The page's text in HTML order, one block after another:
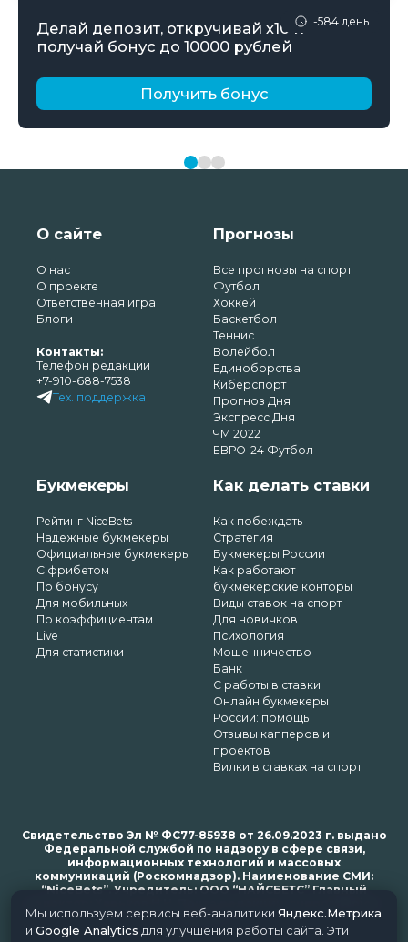
-584 день
Делай депозит, откручивай х10 и
получай бонус до 10000 рублей
Получить бонус
О сайте
О нас
О проекте
Ответственная игра
Блоги
Контакты:
Телефон редакции
+7-910-688-7538
Тех. поддержка
Прогнозы
Все прогнозы на спорт
Футбол
Хоккей
Баскетбол
Теннис
Волейбол
Единоборства
Киберспорт
Прогноз Дня
Экспресс Дня
ЧМ 2022
ЕВРО-24 Футбол
Букмекеры
Рейтинг NiceBets
Надежные букмекеры
Официальные букмекеры
С фрибетом
По бонусу
Для мобильных
По коэффициентам
Live
Для статистики
Как делать ставки
Как побеждать
Стратегия
Букмекеры России
Как работают
букмекерские конторы
Виды ставок на спорт
Для новичков
Психология
Мошенничество
Банк
С работы в ставки
Онлайн букмекеры
России: помощь
Отзывы капперов и
проектов
Вилки в ставках на спорт
Свидетельство Эл № ФС77-85938 от 26.09.2023 г. выдано
Федеральной службой по надзору в сфере связи,
информационных технологий и массовых
коммуникаций (Роскомнадзор). Наименование СМИ:
“NiceBets”. Учредитель: ООО “НАЙСБЕТС” Главный
bets.ru
Мы используем сервисы веб-аналитики Яндекс.Метрика
и Google Analytics для улучшения работы сайта. Эти